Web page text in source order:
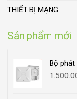
THIẾT BỊ MẠNG
Sản phẩm mới
Bộ phát